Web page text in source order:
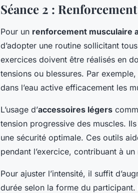
Séance 2 :
Pour un renforcement musculaire
d’adopter une routine sollicitant
exercices doivent être réalisés en
tensions ou blessures. Par
dans l’eau active efficacement les
L’usage d’accessoires légers
tension progressive des muscles.
une sécurité optimale. Ces outils
pendant l’exercice, contribuant à
Pour ajuster l’intensité, il suffit
durée selon la forme du